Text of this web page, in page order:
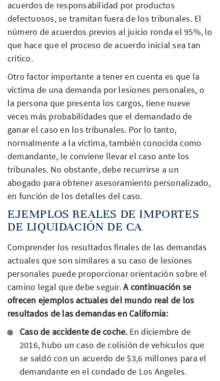
acuerdos de responsabilidad por productos
defectuosos, se tramitan fuera de los tribunales. El
número de acuerdos previos al juicio ronda el 95%, lo
que hace que el proceso de acuerdo inicial sea tan
crítico.
Otro factor importante a tener en cuenta es que la
víctima de una demanda por lesiones personales, o
la persona que presenta los cargos, tiene nueve
veces más probabilidades que el demandado de
ganar el caso en los tribunales. Por lo tanto,
normalmente a la víctima, también conocida como
demandante, le conviene llevar el caso ante los
tribunales. No obstante, debe recurrirse a un
abogado para obtener asesoramiento personalizado,
en función de los detalles del caso.
EJEMPLOS REALES DE IMPORTES
DE LIQUIDACIÓN DE CA
Comprender los resultados finales de las demandas
actuales que son similares a su caso de lesiones
personales puede proporcionar orientación sobre el
camino legal que debe seguir.A continuación se
ofrecen ejemplos actuales del mundo real de los
resultados de las demandas en California:
Caso de accidente de coche. En diciembre de
2016, hubo un caso de colisión de vehículos que
se saldó con un acuerdo de $3,6 millones para el
demandante en el condado de Los Angeles.